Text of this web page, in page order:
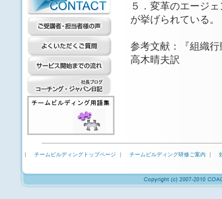
５．変革のエージ
が挙げられている。
参考文献：『組織
高木晴夫訳
チームビルディングトップページ チームビルディング研修ご案内